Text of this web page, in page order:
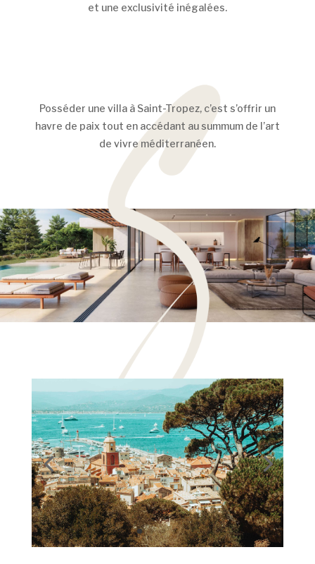
et une exclusivité inégalées.
Posséder une villa à Saint-Tropez, c’est s’offrir un
havre de paix tout en accédant au summum de l’art
de vivre méditerranéen.